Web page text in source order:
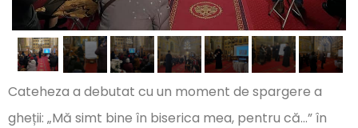
Cateheza a debutat cu un moment de spargere a
gheții: „Mă simt bine în biserica mea, pentru că…” în